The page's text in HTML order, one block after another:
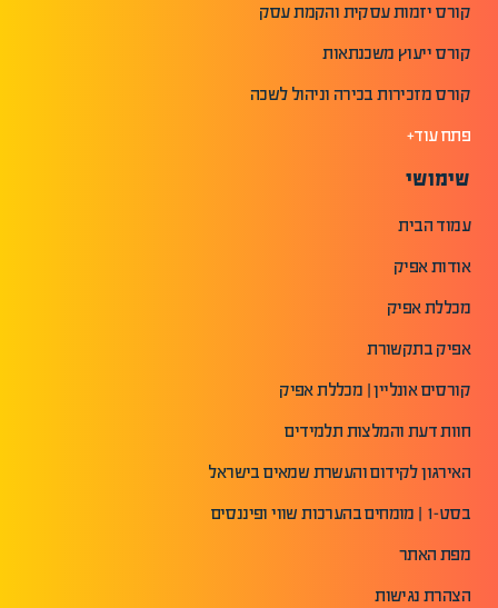
קורס יזמות עסקית והקמת עסק
קורס ייעוץ משכנתאות
קורס מזכירות בכירה וניהול לשכה
פתח עוד+
שימושי
עמוד הבית
אודות אפיק
מכללת אפיק
אפיק בתקשורת
קורסים אונליין | מכללת אפיק
חוות דעת והמלצות תלמידים
האירגון לקידום והעשרת שמאים בישראל
בסט-1 | מומחים בהערכות שווי ופיננסים
מפת האתר
הצהרת נגישות